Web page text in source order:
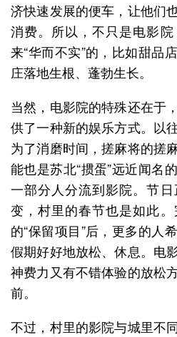
济快速发展的便车，让他们
消费。所以，不只是电影
来“华而不实”的，比如甜品
庄落地生根、蓬勃生长。
当然，电影院的特殊还在于
供了一种新的娱乐方式。以
为了消磨时间，搓麻将的搓
能也是苏北“掼蛋”远近闻名
一部分人分流到影院。节
变，村里的春节也是如此
的“保留项目”后，更多的人
假期好好地放松、休息。电
神费力又有不错体验的放松
前。
不过，村里的影院与城里不